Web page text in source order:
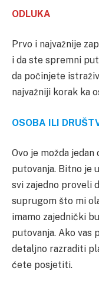
ODLUKA
Prvo i najvažnije
i da ste spremni
da počinjete
najvažniji korak ka
OSOBA ILI
Ovo je možda
putovanja. Bitno je
svi zajedno proveli
suprugom što mi
imamo zajednički
putovanja. Ako vas
detaljno razraditi
ćete posjetiti.